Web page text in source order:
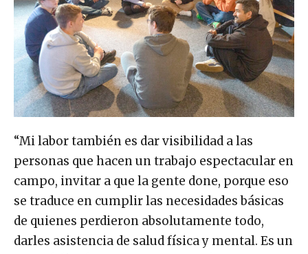
“Mi labor también es dar visibilidad a las
personas que hacen un trabajo espectacular en
campo, invitar a que la gente done, porque eso
se traduce en cumplir las necesidades básicas
de quienes perdieron absolutamente todo,
darles asistencia de salud física y mental. Es un